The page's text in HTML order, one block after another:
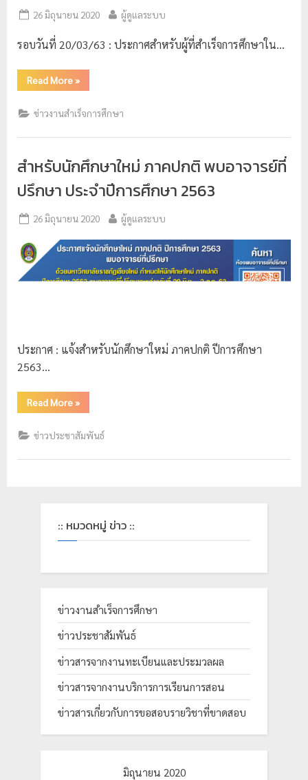
า
ลั
ย
ภั
เ
ใ
26 มิถุนายน 2020 ผู้ดูแลระบบ
รอบวันที่ 20/03/63 : ประกาศสำหรับผู้ที่สำเร็จการศึกษาใน…
Read More»
ข่าวงานสำเร็จการศึกษา
สำหรับนักศึกษาใหม่ ภาคปกติ พบอาจารย์ที่
ปรึกษา ประจำปีการศึกษา 2563
26 มิถุนายน 2020 ผู้ดูแลระบบ
ประกาศ : แจ้งสำหรับนักศึกษาใหม่ ภาคปกติ ปีการศึกษา
2563…
Read More»
ข่าวประชาสัมพันธ์
:: หมวดหมู่ ข่าว ::
ข่าวงานสำเร็จการศึกษา
ข่าวประชาสัมพันธ์
ข่าวสารจากงานทะเบียนและประมวลผล
ข่าวสารจากงานบริการการเรียนการสอน
ข่าวสารเกี่ยวกับการขอสอบรายวิชาที่ขาดสอบ
มิถุนายน 2020